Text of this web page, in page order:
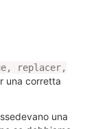
replacer,
una corretta
una